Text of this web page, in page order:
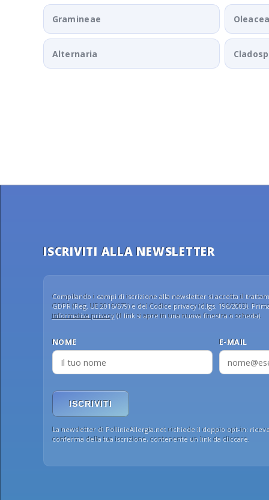
Gramineae
Alternaria
ISCRIVITI ALLA NEWSLETTER
Compilando i campi di iscrizione alla newsletter si accetta il
GDPR (Reg. UE 2016/679) e del Codice privacy (d.lgs. 196/2003).
informativa privacy(il link si apre in una nuova finestra o scheda).
NOME E-MAIL
ISCRIVITI
La newsletter di PollinieAllergia.net richiede il doppio opt-in:
conferma della tua iscrizione, contenente un link da cliccare.